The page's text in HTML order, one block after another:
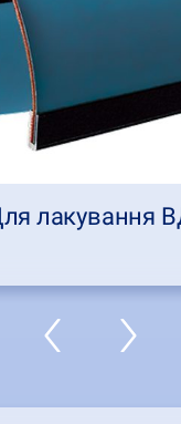
лакування